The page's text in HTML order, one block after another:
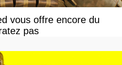
vous offre encore du
pas